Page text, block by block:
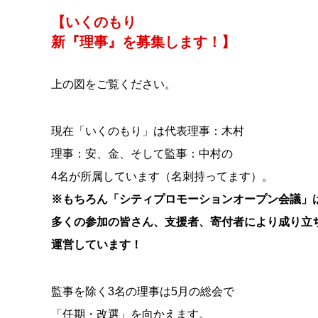
【いくのもり
新『理事』を募集します！】
上の図をご覧ください。
現在「いくのもり」は代表理事：木村
理事：安、金、そして監事：中村の
4名が所属しています（名刺持ってます）。
※もちろん「シティプロモーションオープン会議」
多くの参加の皆さん、支援者、寄付者により成り立
運営しています！
監事を除く3名の理事は5月の総会で
「任期・改選」を向かえます。